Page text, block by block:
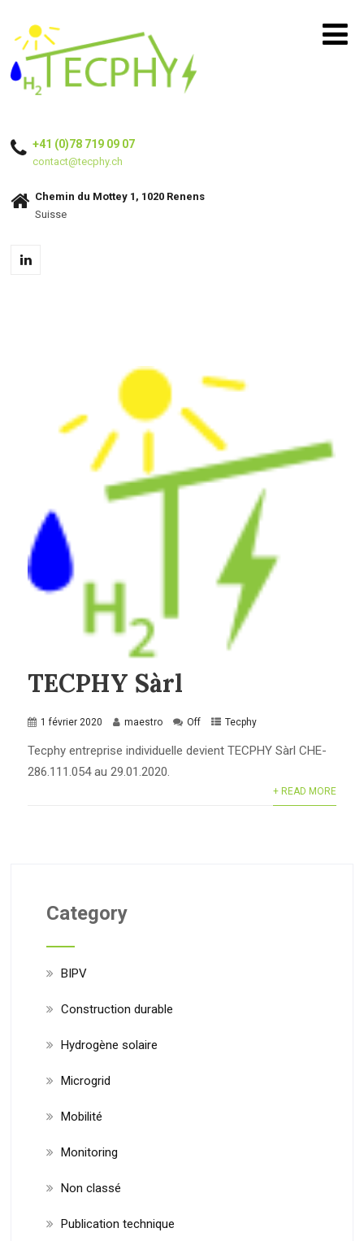
+41 (0)78 719 09 07
contact@tecphy.ch
Chemin du Mottey 1, 1020 Renens
Suisse
TECPHY Sàrl
1 février 2020 maestro Off Tecphy
Tecphy entreprise individuelle devient TECPHY Sàrl CHE-
286.111.054 au 29.01.2020.
+ READ MORE
Category
BIPV
Construction durable
Hydrogène solaire
Microgrid
Mobilité
Monitoring
Non classé
Publication technique